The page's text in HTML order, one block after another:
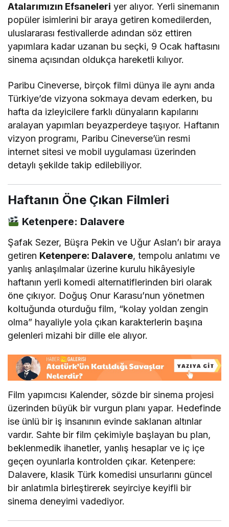
Atalarımızın Efsaneleri yer alıyor. Yerli sinemanın
popüler isimlerini bir araya getiren komedilerden,
uluslararası festivallerde adından söz ettiren
yapımlara kadar uzanan bu seçki, 9 Ocak haftasını
sinema açısından oldukça hareketli kılıyor.
Paribu Cineverse, birçok filmi dünya ile aynı anda
Türkiye’de vizyona sokmaya devam ederken, bu
hafta da izleyicilere farklı dünyaların kapılarını
aralayan yapımları beyazperdeye taşıyor. Haftanın
vizyon programı, Paribu Cineverse’ün resmi
internet sitesi ve mobil uygulaması üzerinden
detaylı şekilde takip edilebiliyor.
Haftanın Öne Çıkan Filmleri
Ketenpere: Dalavere
Şafak Sezer, Büşra Pekin ve Uğur Aslan’ı bir araya
getiren Ketenpere: Dalavere, tempolu anlatımı ve
yanlış anlaşılmalar üzerine kurulu hikâyesiyle
haftanın yerli komedi alternatiflerinden biri olarak
öne çıkıyor. Doğuş Onur Karasu’nun yönetmen
koltuğunda oturduğu film, “kolay yoldan zengin
olma” hayaliyle yola çıkan karakterlerin başına
gelenleri mizahi bir dille ele alıyor.
Film yapımcısı Kalender, sözde bir sinema projesi
üzerinden büyük bir vurgun planı yapar. Hedefinde
ise ünlü bir iş insanının evinde saklanan altınlar
vardır. Sahte bir film çekimiyle başlayan bu plan,
beklenmedik ihanetler, yanlış hesaplar ve iç içe
geçen oyunlarla kontrolden çıkar. Ketenpere:
Dalavere, klasik Türk komedisi unsurlarını güncel
bir anlatımla birleştirerek seyirciye keyifli bir
sinema deneyimi vadediyor.